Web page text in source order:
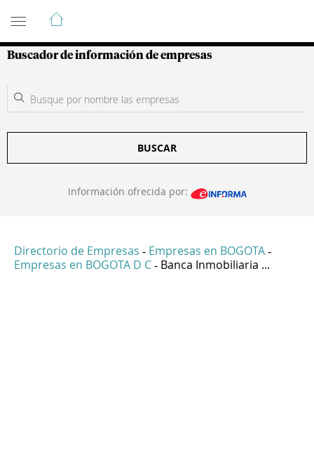
Guía de Empresas Colombianas
Buscador de información de empresas
BUSCAR
Información ofrecida por:
Directorio de Empresas - Empresas en BOGOTA -
Empresas en BOGOTA D C - Banca Inmobiliaria ...